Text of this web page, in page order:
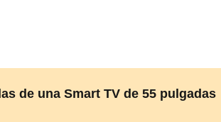
de una Smart TV de 55 pulgadas